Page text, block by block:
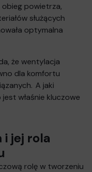
powietrza,
służących
optymalna
że wentylacja
dla komfortu
A jaki
właśnie kluczowe
jej rola
rolę w tworzeniu